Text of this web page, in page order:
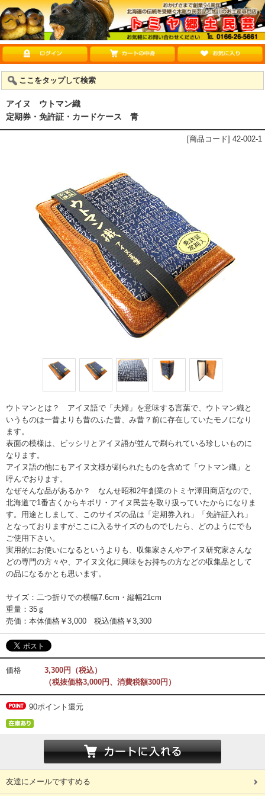
ここをタップして検索
アイヌ ウトマン織
定期券・免許証・カードケース 青
[商品コード] 42-002-1
ウトマンとは？ アイヌ語で「夫婦」を意味する言葉で、ウトマン織と
いうものは一昔よりも昔のふた昔、み昔？前に存在していたモノになり
ます。
表面の模様は、ビッシリとアイヌ語が並んで刷られている珍しいものに
なります。
アイヌ語の他にもアイヌ文様が刷られたものを含めて「ウトマン織」と
呼んでおります。
なぜそんな品があるか？ なんせ昭和2年創業のトミヤ澤田商店なので、
北海道で1番古くからキボリ・アイヌ民芸を取り扱っていたからになりま
す。用途としまして、このサイズの品は「定期券入れ」「免許証入れ」
となっておりますがここに入るサイズのものでしたら、どのようにでも
ご使用下さい。
実用的にお使いになるというよりも、収集家さんやアイヌ研究家さんな
どの専門の方々や、アイヌ文化に興味をお持ちの方などの収集品として
の品になるかとも思います。
サイズ：二つ折りでの横幅7.6cm・縦幅21cm
重量：35ｇ
売価：本体価格￥3,000 税込価格￥3,300
価格
3,300円（税込）
（税抜価格3,000円、消費税額300円）
90ポイント還元
友達にメールですすめる